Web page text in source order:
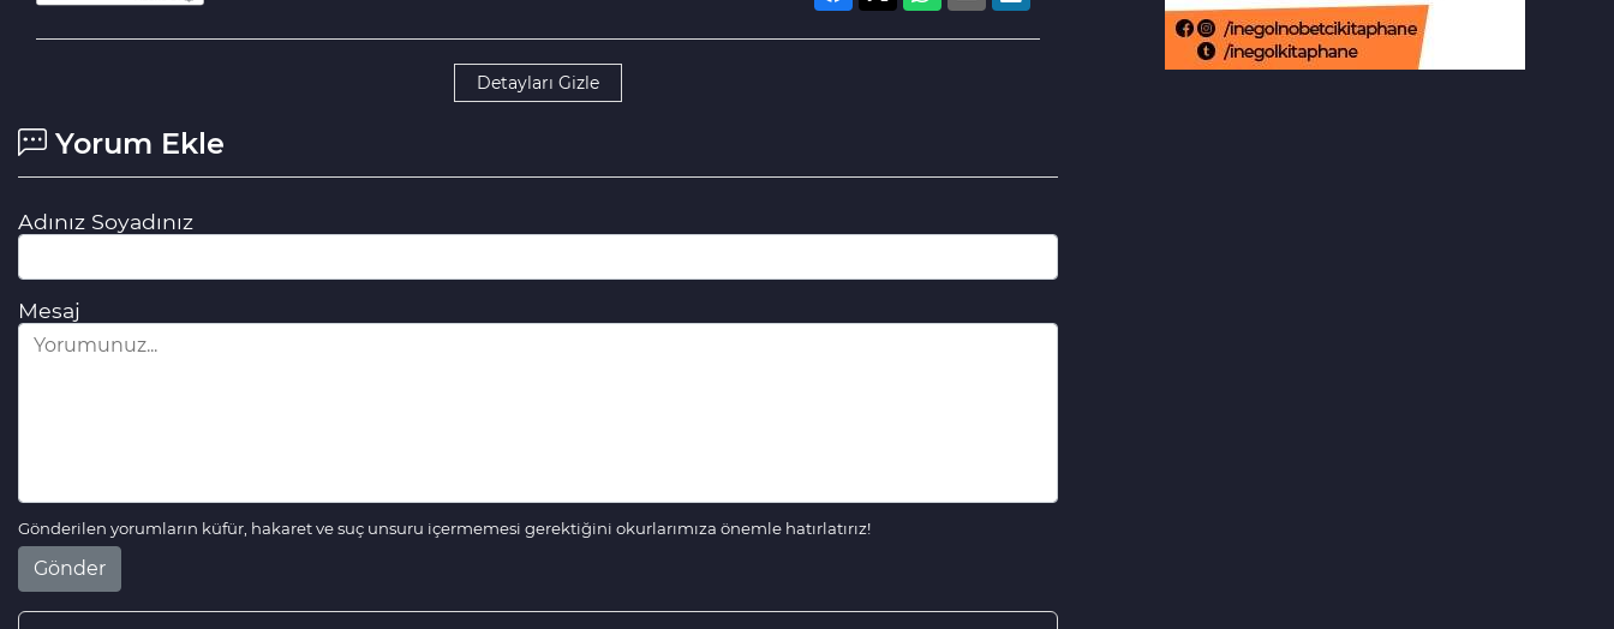
Detayları Gizle
Yorum Ekle
Adınız Soyadınız
Mesaj
Gönderilen yorumların küfür, hakaret ve suç unsuru içermemesi gerektiğini okurlarımıza önemle hatırlatırız!
Gönder
Bursa ekonomisinde tarihi dönüşüm
hamlesi resmen başladı